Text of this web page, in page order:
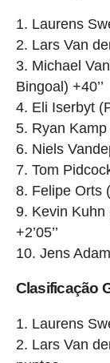
Laurens
Lars Van
Michael
Bingoal) +40’’
Eli Iserbyt
Ryan Kamp
Niels
Tom
Felipe Orts
Kevin Kuhn
+2’05’’
Jens
Clasificação
Laurens
Lars Van